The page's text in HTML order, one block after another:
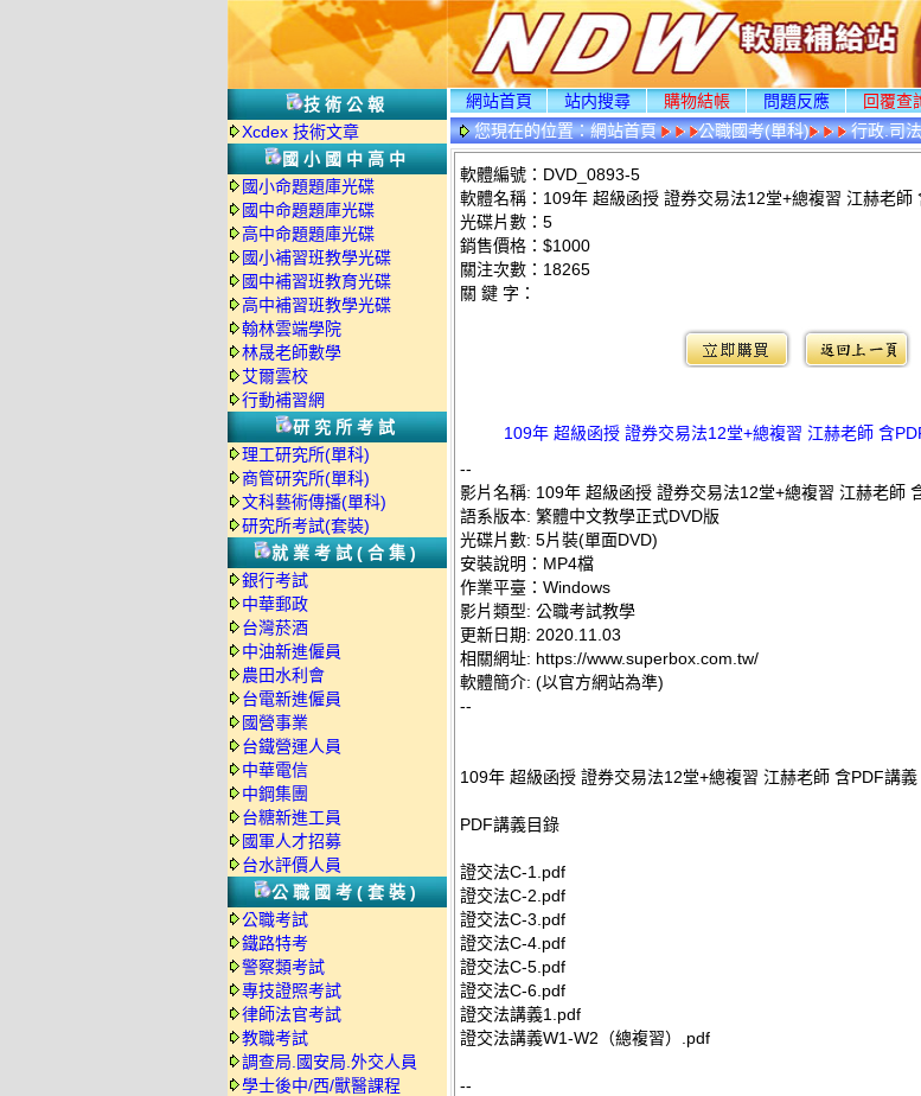
技術公報
Xcdex 技術文章
國小國中高中
國小命題題庫光碟
國中命題題庫光碟
高中命題題庫光碟
國小補習班教學光碟
國中補習班教育光碟
高中補習班教學光碟
翰林雲端學院
林晟老師數學
艾爾雲校
行動補習網
研究所考試
理工研究所(單科)
商管研究所(單科)
文科藝術傳播(單科)
研究所考試(套裝)
就業考試(合集)
銀行考試
中華郵政
台灣菸酒
中油新進僱員
農田水利會
台電新進僱員
國營事業
台鐵營運人員
中華電信
中鋼集團
台糖新進工員
國軍人才招募
台水評價人員
公職國考(套裝)
公職考試
鐵路特考
警察類考試
專技證照考試
律師法官考試
教職考試
調查局.國安局.外交人員
學士後中/西/獸醫課程
網站首頁 站内搜尋 購物結帳 問題反應 回覆查
您現在的位置：網站首頁 公職國考(單科) 行政.司
情
軟體編號：DVD_0893-5
軟體名稱：109年 超級函授 證券交易法12堂+總複習 江赫老師
光碟片數：5
銷售價格：$1000
關注次數： 18265
關 鍵 字：
109年 超級函授 證券交易法12堂+總複習 江赫老師 含
--
影片名稱: 109年 超級函授 證券交易法12堂+總複習 江赫老師
語系版本: 繁體中文教學正式DVD版
光碟片數: 5片裝(單面DVD)
安裝說明：MP4檔
作業平臺：Windows
影片類型: 公職考試教學
更新日期: 2020.11.03
相關網址: https://www.superbox.com.tw/
軟體簡介: (以官方網站為準)
--
109年 超級函授 證券交易法12堂+總複習 江赫老師 含PDF講
PDF講義目錄
證交法C-1.pdf
證交法C-2.pdf
證交法C-3.pdf
證交法C-4.pdf
證交法C-5.pdf
證交法C-6.pdf
證交法講義1.pdf
證交法講義W1-W2（總複習）.pdf
--